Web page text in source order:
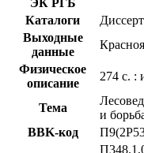
Каталоги
Выходные
данные
Физическое
описание
274 с. :
Тема
и
BBK-код